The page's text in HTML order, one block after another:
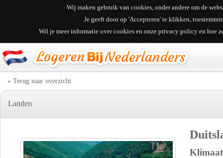
Wij maken gebruik van cookies, onder andere om de
Je geeft door op 'Accepteren' te klikken,
Wil je meer informatie over cookies en onze privacy policy en hoe
« Terug naar overzicht
Landen
Klimaat